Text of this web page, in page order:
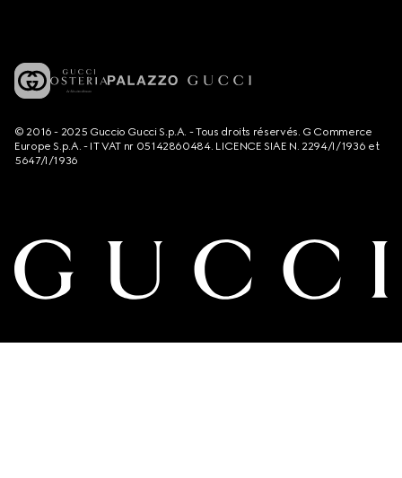
© 2016 - 2025 Guccio Gucci S.p.A. - Tous droits réservés. G Commerce
Europe S.p.A. - IT VAT nr 05142860484. LICENCE SIAE N. 2294/I/1936 et
5647/I/1936